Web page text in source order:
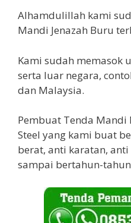
Alhamdulillah kami
Mandi Jenazah Buru
Kami sudah memasok
serta luar negara,
dan Malaysia.
Pembuat Tenda Mandi
Steel yang kami buat
berat, anti karatan,
sampai bertahun-